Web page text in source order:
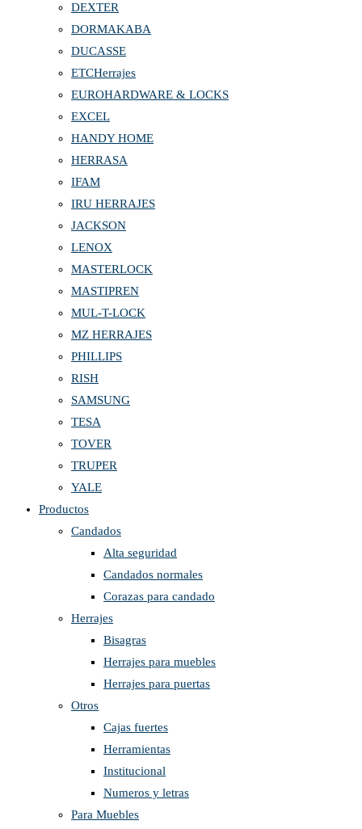
DEXTER
DORMAKABA
DUCASSE
ETCHerrajes
EUROHARDWARE & LOCKS
EXCEL
HANDY HOME
HERRASA
IFAM
IRU HERRAJES
JACKSON
LENOX
MASTERLOCK
MASTIPREN
MUL-T-LOCK
MZ HERRAJES
PHILLIPS
RISH
SAMSUNG
TESA
TOVER
TRUPER
YALE
Productos
Candados
Alta seguridad
Candados normales
Corazas para candado
Herrajes
Bisagras
Herrajes para muebles
Herrajes para puertas
Otros
Cajas fuertes
Herramientas
Institucional
Numeros y letras
Para Muebles